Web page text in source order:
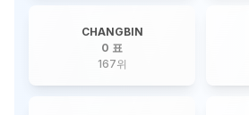
CHANGBIN
0 표
167위